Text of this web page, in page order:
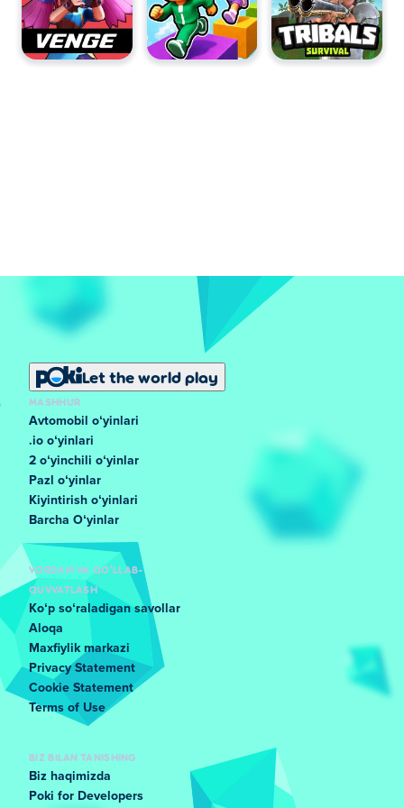
Let the world play
MASHHUR
Avtomobil oʻyinlari
.io oʻyinlari
2 oʻyinchili oʻyinlar
Pazl oʻyinlar
Kiyintirish oʻyinlari
Barcha Oʻyinlar
YORDAM VA QO'LLAB-
QUVVATLASH
Koʻp soʻraladigan savollar
Aloqa
Maxfiylik markazi
Privacy Statement
Cookie Statement
Terms of Use
BIZ BILAN TANISHING
Biz haqimizda
Poki for Developers